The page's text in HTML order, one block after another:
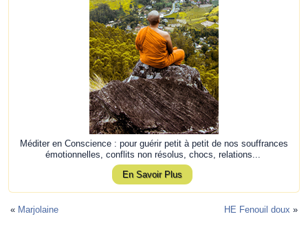
Méditer en Conscience : pour guérir petit à petit de nos souffrances
émotionnelles, conflits non résolus, chocs, relations...
En Savoir Plus
« Marjolaine HE Fenouil doux »